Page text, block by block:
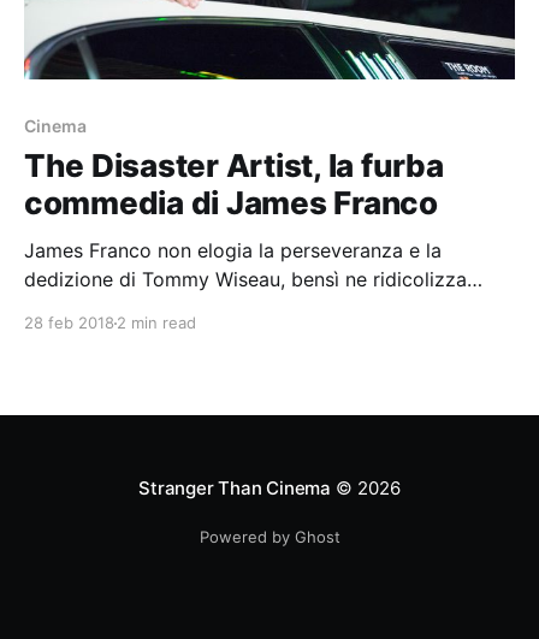
Cinema
The Disaster Artist, la furba
commedia di James Franco
James Franco non elogia la perseveranza e la
dedizione di Tommy Wiseau, bensì ne ridicolizza
28 feb 2018 2 min read
Stranger Than Cinema © 2026
Powered by Ghost